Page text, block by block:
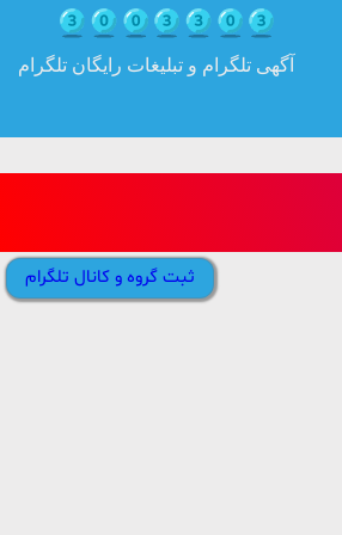
آگهی تلگرام و تبلیغات رایگان تلگرام
ثبت گروه و کانال تلگرام